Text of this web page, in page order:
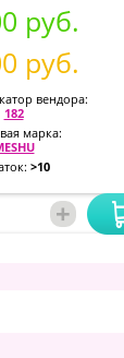
руб.
руб.
вендора:
182
марка:
>10
+